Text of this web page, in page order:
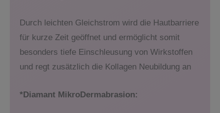
Durch leichten Gleichstrom wird die Hautbarriere
für kurze Zeit geöffnet und ermöglicht somit
besonders tiefe Einschleusung von Wirkstoffen
und regt zusätzlich die Kollagen Neubildung an
*Diamant MikroDermabrasion: